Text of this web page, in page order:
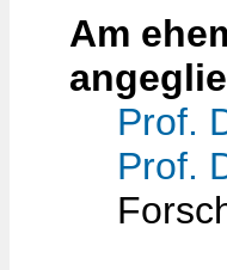
Am
Prof.
Prof.